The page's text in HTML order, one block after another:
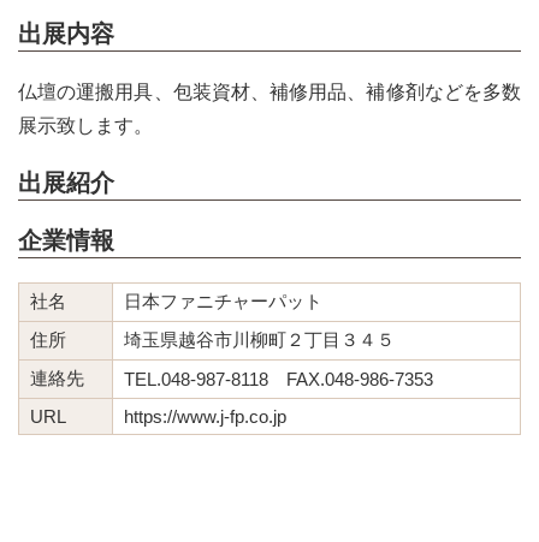
出展内容
仏壇の運搬用具、包装資材、補修用品、補修剤などを多数
展示致します。
出展紹介
企業情報
社名
日本ファニチャーパット
住所
埼玉県越谷市川柳町２丁目３４５
連絡先
TEL.048-987-8118 FAX.048-986-7353
URL
https://www.j-fp.co.jp